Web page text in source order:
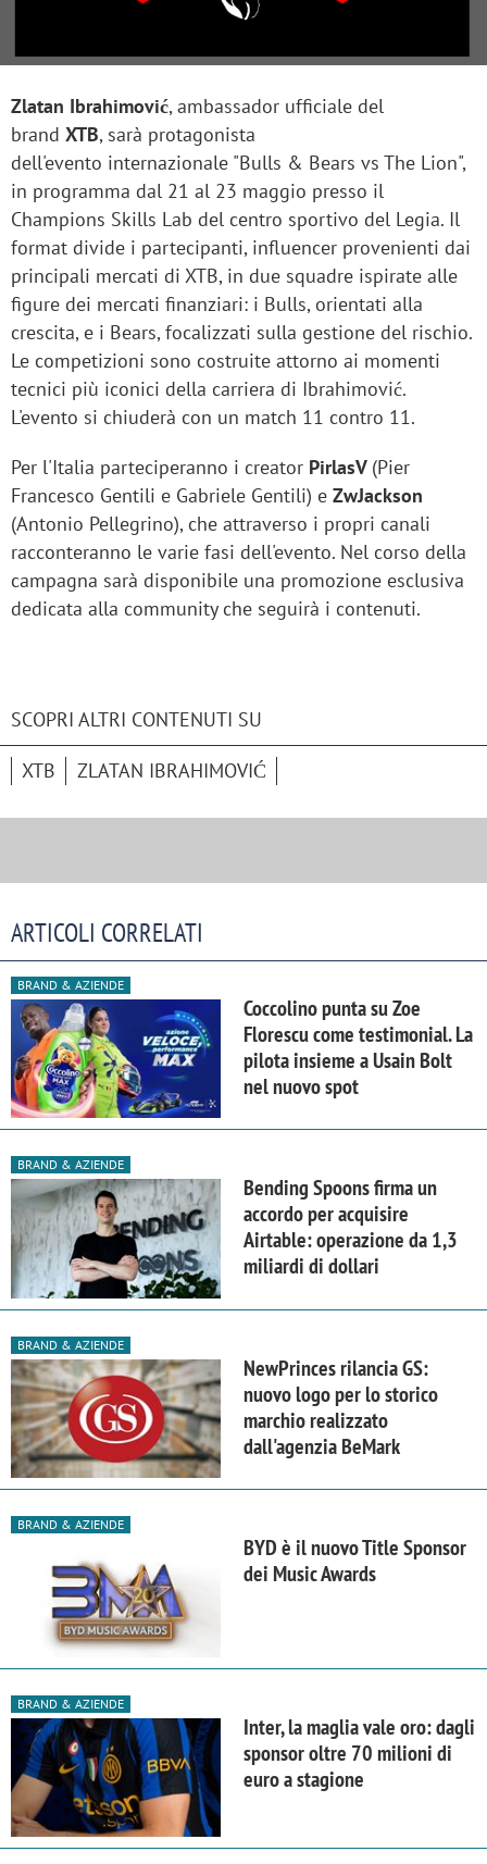
Zlatan Ibrahimović, ambassador ufficiale del
brand XTB, sarà protagonista
dell'evento internazionale "Bulls & Bears vs The Lion",
in programma dal 21 al 23 maggio presso il
Champions Skills Lab del centro sportivo del Legia. Il
format divide i partecipanti, influencer provenienti dai
principali mercati di XTB, in due squadre ispirate alle
figure dei mercati finanziari: i Bulls, orientati alla
crescita, e i Bears, focalizzati sulla gestione del rischio.
Le competizioni sono costruite attorno ai momenti
tecnici più iconici della carriera di Ibrahimović.
L'evento si chiuderà con un match 11 contro 11.
Per l'Italia parteciperanno i creator PirlasV (Pier
Francesco Gentili e Gabriele Gentili) e ZwJackson
(Antonio Pellegrino), che attraverso i propri canali
racconteranno le varie fasi dell'evento. Nel corso della
campagna sarà disponibile una promozione esclusiva
dedicata alla community che seguirà i contenuti.
SCOPRI ALTRI CONTENUTI SU
XTB ZLATAN IBRAHIMOVIĆ
ARTICOLI CORRELATI
BRAND & AZIENDE
Coccolino punta su Zoe
Florescu come testimonial. La
pilota insieme a Usain Bolt
nel nuovo spot
BRAND & AZIENDE
Bending Spoons firma un
accordo per acquisire
Airtable: operazione da 1,3
miliardi di dollari
BRAND & AZIENDE
NewPrinces rilancia GS:
nuovo logo per lo storico
marchio realizzato
dall'agenzia BeMark
BRAND & AZIENDE
BYD è il nuovo Title Sponsor
dei Music Awards
BRAND & AZIENDE
Inter, la maglia vale oro: dagli
sponsor oltre 70 milioni di
euro a stagione